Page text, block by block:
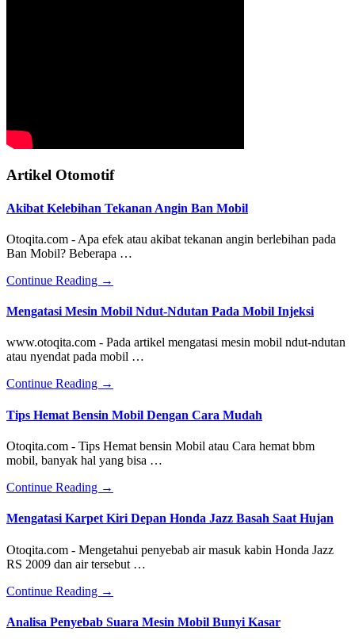
Artikel Otomotif
Akibat Kelebihan Tekanan Angin Ban Mobil
Otoqita.com - Apa efek atau akibat tekanan angin berlebihan pada
Ban Mobil? Beberapa …
Continue Reading about
Kelebihan
Angin
Ban
Mobil
→
Mengatasi Mesin Mobil Ndut-Ndutan Pada Mobil Injeksi
www.otoqita.com - Pada artikel mengatasi mesin mobil ndut-ndutan
atau nyendat pada mobil …
Continue Reading about
Mesin
Ndut-
Ndutan
Pada
Injeksi
→
Tips Hemat Bensin Mobil Dengan Cara Mudah
Otoqita.com - Tips Hemat bensin Mobil atau Cara hemat bbm
mobil, banyak hal yang bisa …
Continue Reading about
Hemat
Mobil
Dengan
Cara
→
Mengatasi Karpet Kiri Depan Honda Jazz Basah Saat Hujan
Otoqita.com - Mengetahui penyebab air masuk kabin Honda Jazz
RS 2009 dan air tersebut …
Continue Reading about
Karpet
→
Analisa Penyebab Suara Mesin Mobil Bunyi Kasar